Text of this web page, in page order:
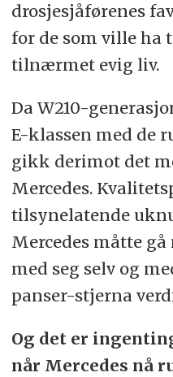
drosjesjåførenes
for de som ville ha
tilnærmet evig liv.
Da W210-
E-klassen med de
gikk derimot det
Mercedes.
tilsynelatende
Mercedes måtte
med seg selv og
panser-stjerna
Og det er
når Mercedes nå